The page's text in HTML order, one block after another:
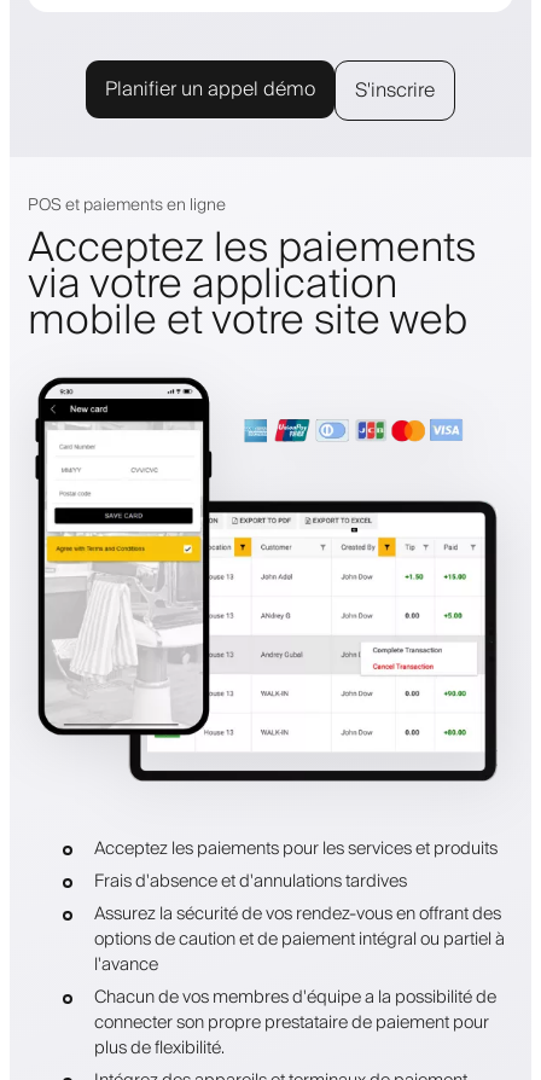
Planifier un appel démo S'inscrire
POS et paiements en ligne
Acceptez les paiements
via votre application
mobile et votre site web
Acceptez les paiements pour les services et produits
Frais d'absence et d'annulations tardives
Assurez la sécurité de vos rendez-vous en offrant des
options de caution et de paiement intégral ou partiel à
l'avance
Chacun de vos membres d'équipe a la possibilité de
connecter son propre prestataire de paiement pour
plus de flexibilité.